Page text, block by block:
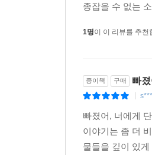
종잡을 수 없는
1명이 이 리뷰를 추천
종이책 구매 빠졌
빠졌어, 너에게
이야기는 좀 더
물들을 깊이 있